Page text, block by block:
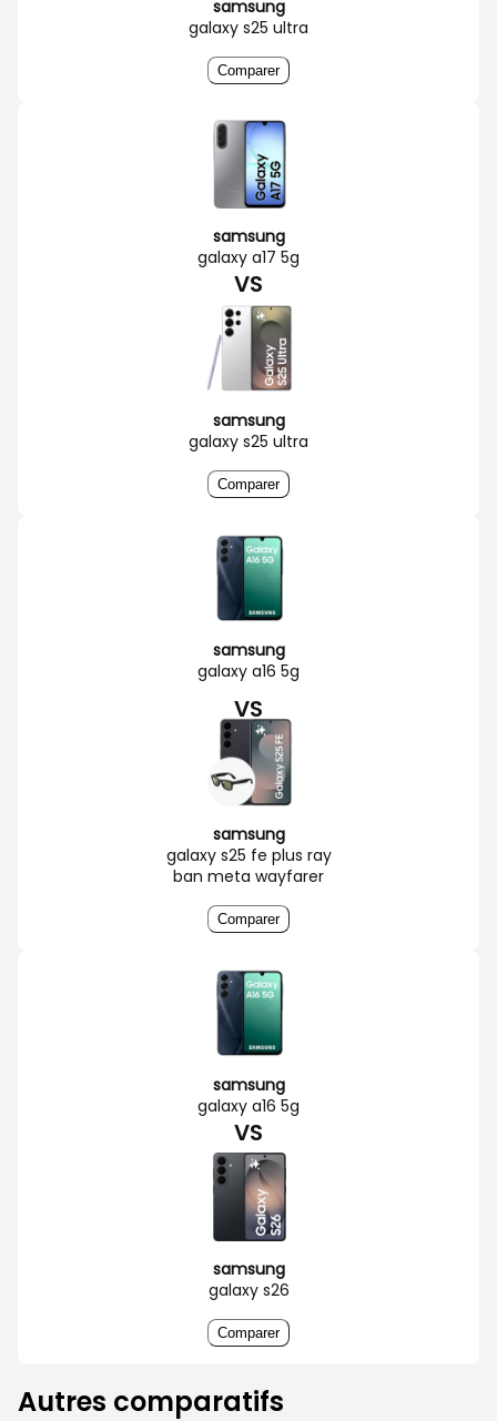
samsung
galaxy s25 ultra
Comparer
samsung
galaxy a17 5g
VS
samsung
galaxy s25 ultra
Comparer
samsung
galaxy a16 5g
VS
samsung
galaxy s25 fe plus ray
ban meta wayfarer
Comparer
samsung
galaxy a16 5g
VS
samsung
galaxy s26
Comparer
Autres comparatifs